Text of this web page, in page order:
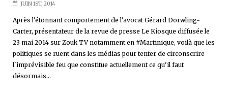
JUIN 1ST, 2014
Après l'étonnant comportement de l'avocat Gérard Dorwling-
Carter, présentateur de la revue de presse Le Kiosque diffusée le
23 mai 2014 sur Zouk TV notamment en #Martinique, voilà que les
politiques se ruent dans les médias pour tenter de circonscrire
l'imprévisible feu que constitue actuellement ce qu'il faut
désormais...